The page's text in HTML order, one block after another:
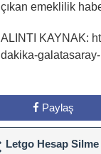
çıkan emeklilik
ALINTI KAYNAK:
dakika-
Paylaş
Letgo Hesap